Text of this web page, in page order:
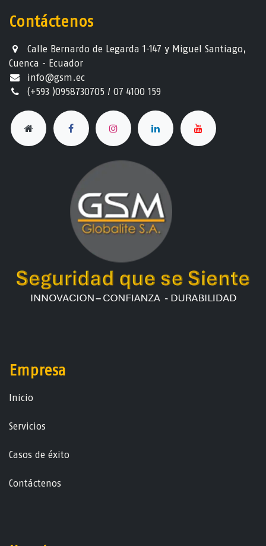
Contáctenos
Calle Bernardo de Legarda 1-147 y Miguel Santiago,
Cuenca - Ecuador
info@gsm.ec​
(+593 )0958730705 / 07 4100 159
Empresa
Ini​ci​o
Servicios
Casos de éxito
Contáctenos